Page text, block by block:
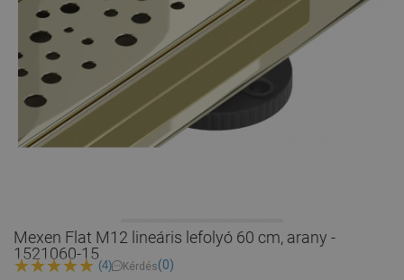
Mexen Flat M12 lineáris lefolyó 60 cm, arany -
1521060-15
(4) Kérdés(0)